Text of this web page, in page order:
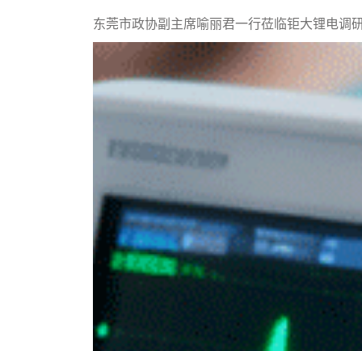
东莞市政协副主席喻丽君一行莅临钜大锂电调